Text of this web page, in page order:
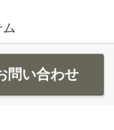
問い合わせ